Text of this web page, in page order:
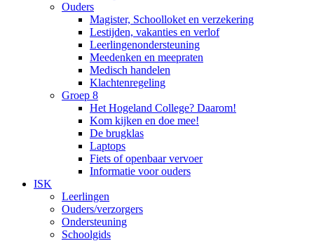
Ouders
Magister, Schoolloket en verzekering
Lestijden, vakanties en verlof
Leerlingenondersteuning
Meedenken en meepraten
Medisch handelen
Klachtenregeling
Groep 8
Het Hogeland College? Daarom!
Kom kijken en doe mee!
De brugklas
Laptops
Fiets of openbaar vervoer
Informatie voor ouders
ISK
Leerlingen
Ouders/verzorgers
Ondersteuning
Schoolgids